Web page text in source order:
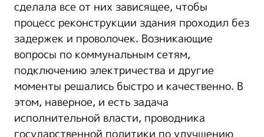
сделала все от них зависящее, чтобы
процесс реконструкции здания проходил без
задержек и проволочек. Возникающие
вопросы по коммунальным сетям,
подключению электричества и другие
моменты решались быстро и качественно. В
этом, наверное, и есть задача
исполнительной власти, проводника